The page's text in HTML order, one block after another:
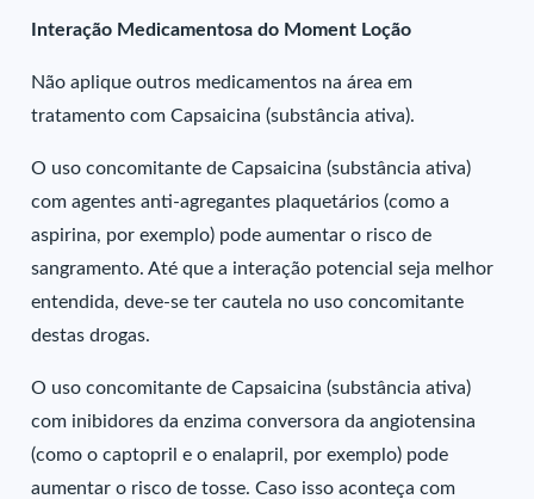
Interação Medicamentosa do Moment Loção
Não aplique outros medicamentos na área em
tratamento com Capsaicina (substância ativa).
O uso concomitante de Capsaicina (substância ativa)
com agentes anti-agregantes plaquetários (como a
aspirina, por exemplo) pode aumentar o risco de
sangramento. Até que a interação potencial seja melhor
entendida, deve-se ter cautela no uso concomitante
destas drogas.
O uso concomitante de Capsaicina (substância ativa)
com inibidores da enzima conversora da angiotensina
(como o captopril e o enalapril, por exemplo) pode
aumentar o risco de tosse. Caso isso aconteça com